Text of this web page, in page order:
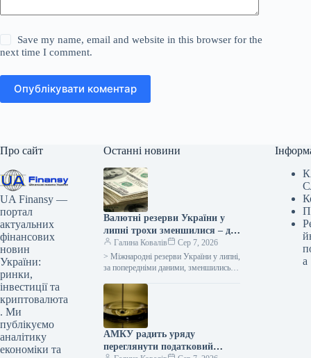
Save my name, email and website in this browser for the
next time I comment.
Опублікувати коментар
Про сайт
UA Finansy —
портал
актуальних
фінансових
новин
України:
ринки,
інвестиції та
криптовалюта
. Ми
публікуємо
аналітику
економіки та
Останні новини
Валютні резерви України у
липні трохи зменшилися – до
$51,2 мільярда.
Галина Ковалів
Сер 7, 2026
> Міжнародні резерви України у липні,
за попередніми даними, зменшились на
млрд, повідомив…
АМКУ радить уряду
переглянути податковий
а